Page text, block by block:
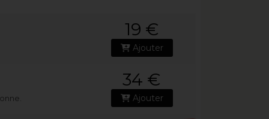
19 €
Ajouter
34 €
Ajouter